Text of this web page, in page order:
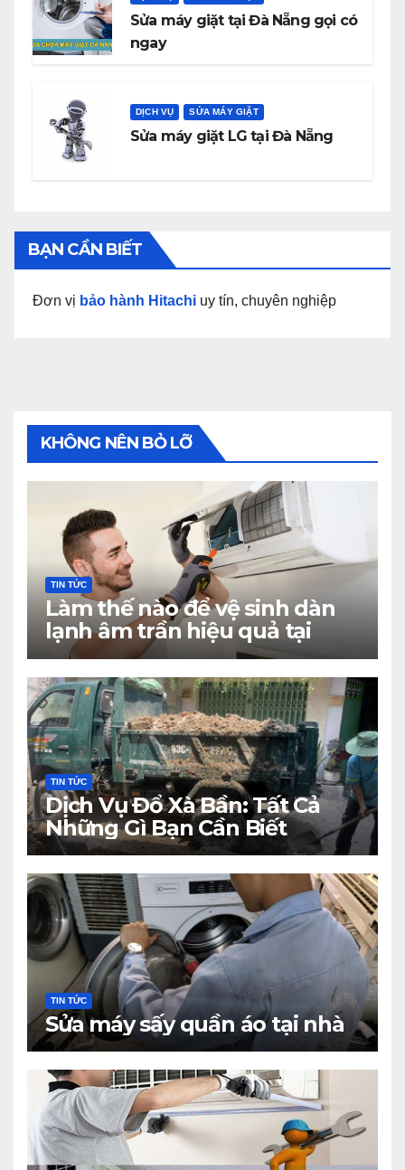
Sửa máy giặt tại Đà Nẵng gọi có
ngay
DỊCH VỤ SỬA MÁY GIẶT
Sửa máy giặt LG tại Đà Nẵng
BẠN CẦN BIẾT
Đơn vị bảo hành Hitachi uy tín, chuyên nghiệp
KHÔNG NÊN BỎ LỠ
TIN TỨC
Làm thế nào để vệ sinh dàn
lạnh âm trần hiệu quả tại
nhà?
TIN TỨC
Dịch Vụ Đổ Xà Bần: Tất Cả
Những Gì Bạn Cần Biết
TIN TỨC
Sửa máy sấy quần áo tại nhà